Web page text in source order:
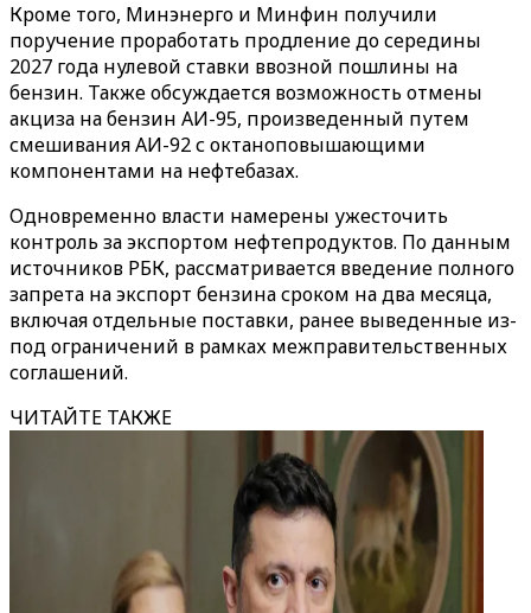
Кроме того, Минэнерго и Минфин получили
поручение проработать продление до середины
2027 года нулевой ставки ввозной пошлины на
бензин. Также обсуждается возможность отмены
акциза на бензин АИ-95, произведенный путем
смешивания АИ-92 с октаноповышающими
компонентами на нефтебазах.
Одновременно власти намерены ужесточить
контроль за экспортом нефтепродуктов. По данным
источников РБК, рассматривается введение полного
запрета на экспорт бензина сроком на два месяца,
включая отдельные поставки, ранее выведенные из-
под ограничений в рамках межправительственных
соглашений.
ЧИТАЙТЕ ТАКЖЕ